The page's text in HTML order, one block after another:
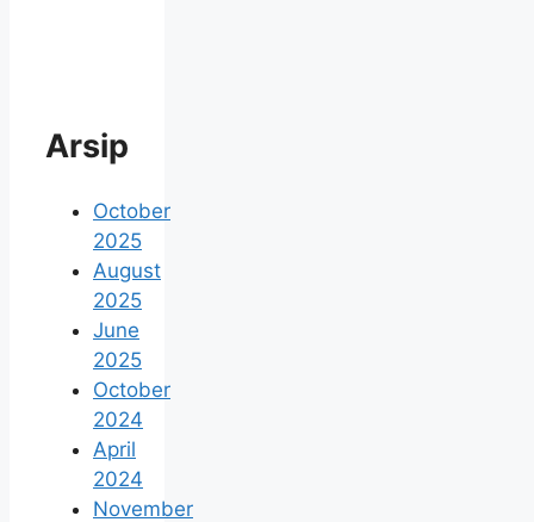
Arsip
October
2025
August
2025
June
2025
October
2024
April
2024
November